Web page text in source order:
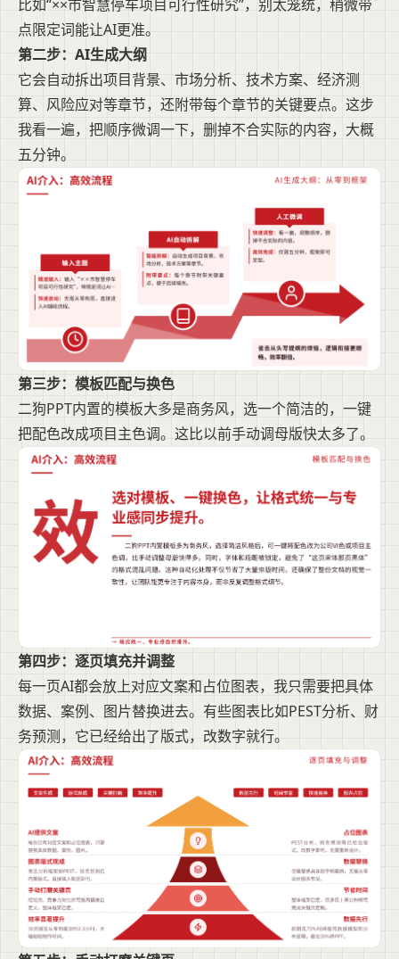
比如“××市智慧停车项目可行性研究”，别太笼统，稍微带
点限定词能让AI更准。
第二步：AI生成大纲
它会自动拆出项目背景、市场分析、技术方案、经济测
算、风险应对等章节，还附带每个章节的关键要点。这步
我看一遍，把顺序微调一下，删掉不合实际的内容，大概
五分钟。
第三步：模板匹配与换色
二狗PPT内置的模板大多是商务风，选一个简洁的，一键
把配色改成项目主色调。这比以前手动调母版快太多了。
第四步：逐页填充并调整
每一页AI都会放上对应文案和占位图表，我只需要把具体
数据、案例、图片替换进去。有些图表比如PEST分析、财
务预测，它已经给出了版式，改数字就行。